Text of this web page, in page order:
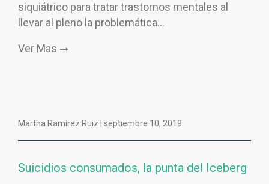
siquiátrico para tratar trastornos mentales al
llevar al pleno la problemática…
Ver Mas
Martha Ramírez Ruiz | septiembre 10, 2019
Suicidios consumados, la punta del Iceberg